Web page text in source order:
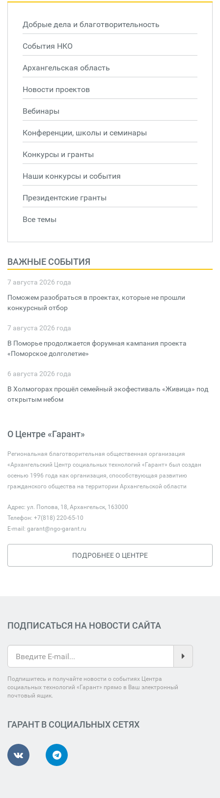
Добрые дела и благотворительность
События НКО
Архангельская область
Новости проектов
Вебинары
Конференции, школы и семинары
Конкурсы и гранты
Наши конкурсы и события
Президентские гранты
Все темы
ВАЖНЫЕ СОБЫТИЯ
7 августа 2026 года
Поможем разобраться в проектах, которые не прошли
конкурсный отбор
7 августа 2026 года
В Поморье продолжается форумная кампания проекта
«Поморское долголетие»
6 августа 2026 года
В Холмогорах прошёл семейный экофестиваль «Живица» под
открытым небом
О Центре «Гарант»
Региональная благотворительная общественная организация
«Архангельский Центр социальных технологий «Гарант» был создан
осенью 1996 года как организация, способствующая развитию
гражданского общества на территории Архангельской области
Адрес: ул. Попова, 18, Архангельск, 163000
Телефон: +7(818) 220-65-10
E-mail: garant@ngo-garant.ru
ПОДРОБНЕЕ О ЦЕНТРЕ
ПОДПИСАТЬСЯ НА НОВОСТИ САЙТА
Подпишитесь и получайте новости о событиях Центра
социальных технологий «Гарант» прямо в Ваш электронный
почтовый ящик.
ГАРАНТ В СОЦИАЛЬНЫХ СЕТЯХ